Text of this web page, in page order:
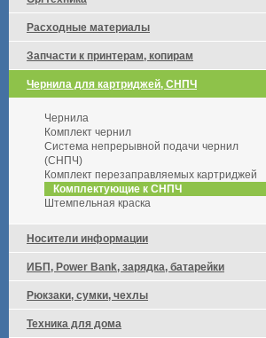
Расходные материалы
Запчасти к принтерам, копирам
Чернила для картриджей, СНПЧ
Чернила
Комплект чернил
Система непрерывной подачи чернил
(СНПЧ)
Комплект перезаправляемых картриджей
Комплектующие к СНПЧ
Штемпельная краска
Носители информации
ИБП, Power Bank, зарядка, батарейки
Рюкзаки, сумки, чехлы
Техника для дома